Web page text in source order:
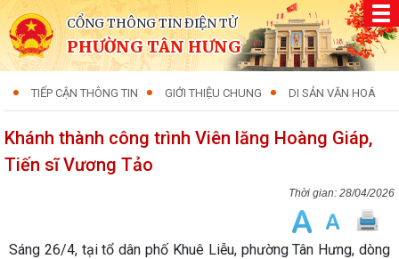
CỔNG THÔNG TIN ĐIỆN TỬ
PHƯỜNG TÂN HƯNG
TIẾP CẬN THÔNG TIN GIỚI THIỆU CHUNG DI SẢN VĂN HOÁ
Khánh thành công trình Viên lăng Hoàng Giáp,
Tiến sĩ Vương Tảo
28/04/2026
Sáng 26/4, tại tổ dân phố Khuê Liễu, phường Tân Hưng, dòng